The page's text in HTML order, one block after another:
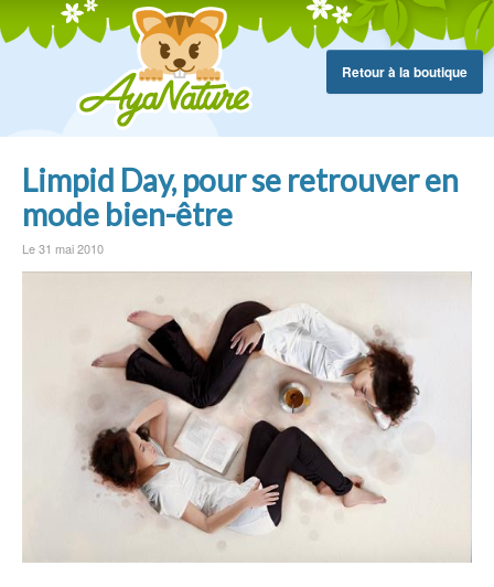
Retour à la boutique
Limpid Day, pour se retrouver en
mode bien-être
Le 31 mai 2010